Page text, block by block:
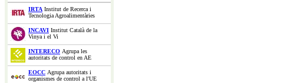
IRTA Institut de Recerca i
Tecnologia Agroalimentàries
INCAVI Institut Català de la
Vinya i el Vi
INTERECO Agrupa les
autoritats de control en AE
EOCC Agrupa autoritats i
organismes de control a l'UE